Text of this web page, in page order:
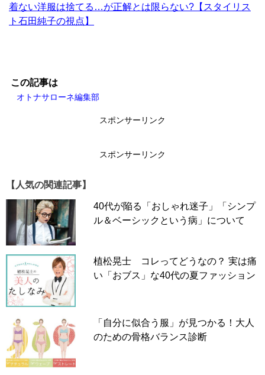
着ない洋服は捨てる…が正解とは限らない?【スタイリス
ト石田純子の視点】
この記事は
オトナサローネ編集部
スポンサーリンク
スポンサーリンク
【人気の関連記事】
40代が陥る「おしゃれ迷子」「シンプ
ル＆ベーシックという病」について
植松晃士 コレってどうなの？ 実は痛
い「おブス」な40代の夏ファッション
「自分に似合う服」が見つかる！大人
のための骨格バランス診断